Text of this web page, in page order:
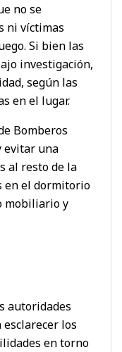
no se
ni víctimas
Si bien las
investigación,
según las
en el lugar.
Bomberos
evitar una
al resto de la
en el dormitorio
mobiliario y
autoridades
los
en torno